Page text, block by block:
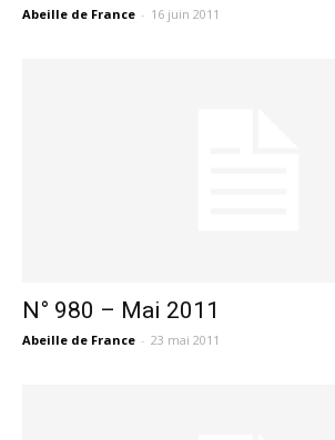
Abeille de France - 16 juin 2011
N° 980 – Mai 2011
Abeille de France - 23 mai 2011